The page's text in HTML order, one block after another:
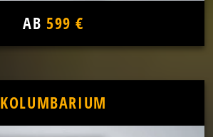
AB 599 €
KOLUMBARIUM